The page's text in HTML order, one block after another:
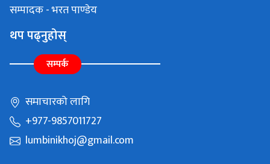
सम्पादक - भरत पाण्डेय
थप पढ्नुहोस्
सम्पर्क
समाचारको लागि
+977-9857011727
lumbinikhoj@gmail.com